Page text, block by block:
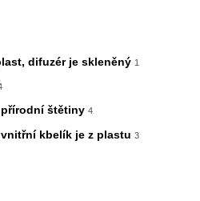
difuzér je skleněný 1
přírodní štětiny 4
kbelík je z plastu 3